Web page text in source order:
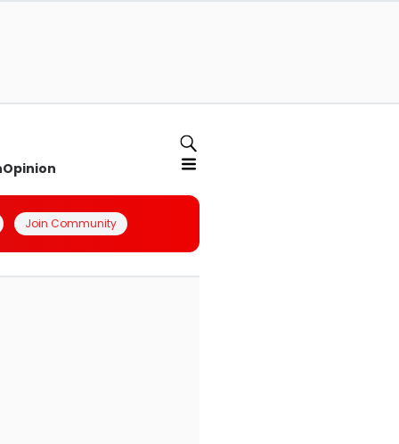
Opinion
Join Community